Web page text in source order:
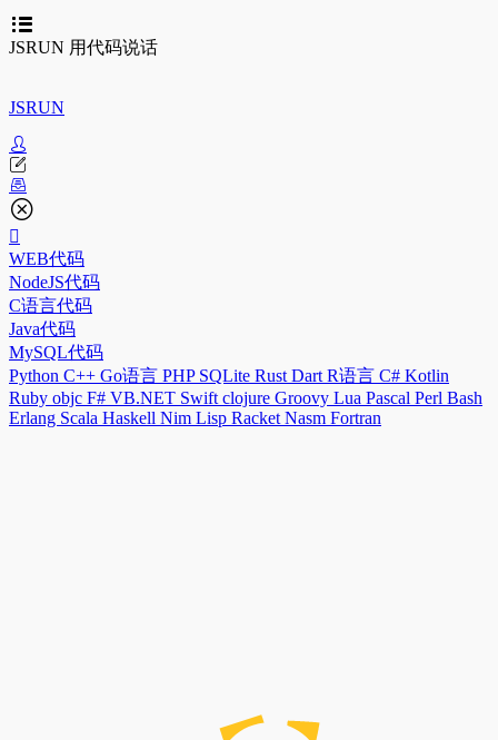
JSRUN 用代码说话
JSRUN
WEB代码
NodeJS代码
C语言代码
Java代码
MySQL代码
Python C++ Go语言 PHP SQLite Rust Dart R语言 C# Kotlin
Ruby objc F# VB.NET Swift clojure Groovy Lua Pascal Perl Bash
Erlang Scala Haskell Nim Lisp Racket Nasm Fortran